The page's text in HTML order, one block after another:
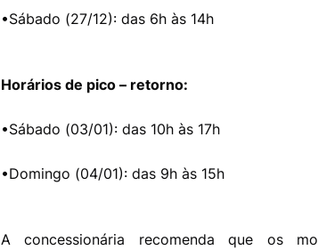
•Sábado (27/12): das 6h às 14h
Horários de pico – retorno:
•Sábado (03/01): das 10h às 17h
•Domingo (04/01): das 9h às 15h
A concessionária recomenda que os